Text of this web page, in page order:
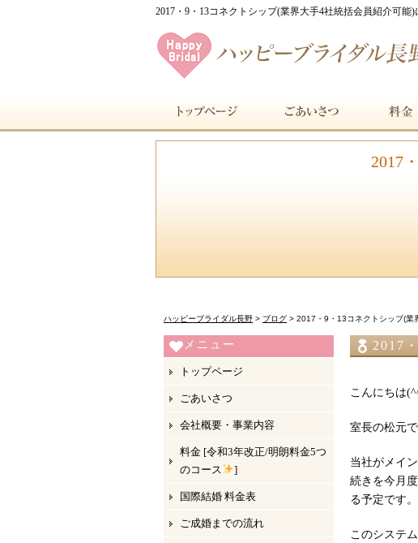
2017・9・13コネクトシップ(業界大手4社統括会員紹介可
2017
ハッピーブライダル長野 > ブログ > 2017・9・13コネクトシップ(業
2017
こんにちは
室長の松元
当社がメイ
続きを今月
る予定です
このシステ
メニュー
トップページ
ごあいさつ
会社概要・事業内容
料金 [令和3年改正/明朗料金5つ
のコース
]
国際結婚 料金表
ご成婚までの流れ